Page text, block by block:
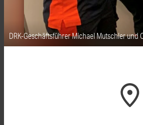
DRK-Geschäftsführer Michael Mutschler und